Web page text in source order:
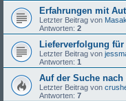
Erfahrungen mit
Letzter Beitrag von
Antworten: 2
Lieferverfolgung
Letzter Beitrag von
Antworten: 1
Auf der Suche
Letzter Beitrag von
Antworten: 7